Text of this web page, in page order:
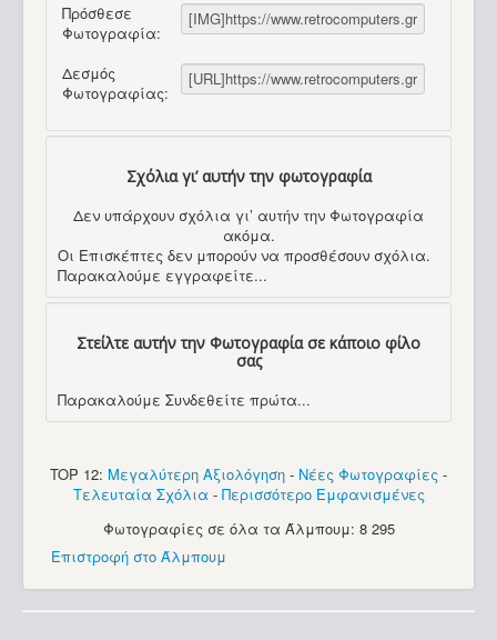
Πρόσθεσε
Φωτογραφία:
Δεσμός
Φωτογραφίας:
Σχόλια γι’ αυτήν την φωτογραφία
Δεν υπάρχουν σχόλια γι’ αυτήν την Φωτογραφία
ακόμα.
Οι Επισκέπτες δεν μπορούν να προσθέσουν σχόλια.
Παρακαλούμε εγγραφείτε...
Στείλτε αυτήν την Φωτογραφία σε κάποιο φίλο
σας
Παρακαλούμε Συνδεθείτε πρώτα...
TOP 12: Μεγαλύτερη Αξιολόγηση - Νέες Φωτογραφίες -
Τελευταία Σχόλια - Περισσότερο Εμφανισμένες
Φωτογραφίες σε όλα τα Άλμπουμ: 8 295
Επιστροφή στο Άλμπουμ